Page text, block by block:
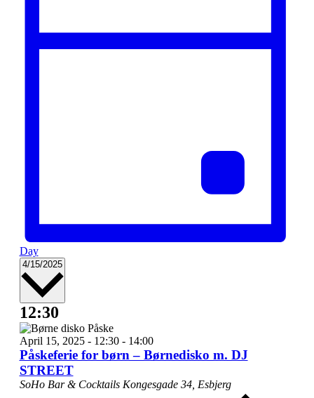
Day
4/15/2025 Select
12:30
April 15, 2025 - 12:30- 14:00
Påskeferie for børn – Børnedisko m. DJ
STREET
SoHo Bar & Cocktails Kongesgade 34, Esbjerg